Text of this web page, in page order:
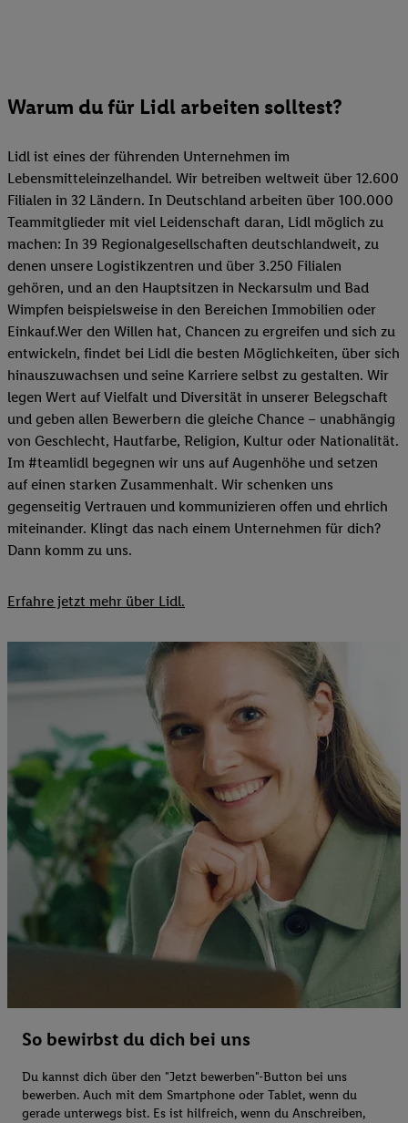
Warum du für Lidl arbeiten solltest?
Lidl ist eines der führenden Unternehmen im
Lebensmitteleinzelhandel. Wir betreiben weltweit über 12.600
Filialen in 32 Ländern. In Deutschland arbeiten über 100.000
Teammitglieder mit viel Leidenschaft daran, Lidl möglich zu
machen: In 39 Regionalgesellschaften deutschlandweit, zu
denen unsere Logistikzentren und über 3.250 Filialen
gehören, und an den Hauptsitzen in Neckarsulm und Bad
Wimpfen beispielsweise in den Bereichen Immobilien oder
Einkauf.Wer den Willen hat, Chancen zu ergreifen und sich zu
entwickeln, findet bei Lidl die besten Möglichkeiten, über sich
hinauszuwachsen und seine Karriere selbst zu gestalten. Wir
legen Wert auf Vielfalt und Diversität in unserer Belegschaft
und geben allen Bewerbern die gleiche Chance – unabhängig
von Geschlecht, Hautfarbe, Religion, Kultur oder Nationalität.
Im #teamlidl begegnen wir uns auf Augenhöhe und setzen
auf einen starken Zusammenhalt. Wir schenken uns
gegenseitig Vertrauen und kommunizieren offen und ehrlich
miteinander. Klingt das nach einem Unternehmen für dich?
Dann komm zu uns.​
Erfahre jetzt mehr über Lidl.
So bewirbst du dich bei uns
Du kannst dich über den "Jetzt bewerben"-Button bei uns
bewerben. Auch mit dem Smartphone oder Tablet, wenn du
gerade unterwegs bist. Es ist hilfreich, wenn du Anschreiben,